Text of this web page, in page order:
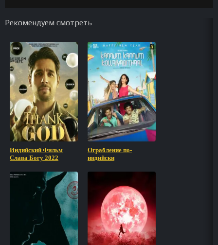
Рекомендуем смотреть
Индийский Фильм
Слава Богу 2022
Ограбление по-
индийски